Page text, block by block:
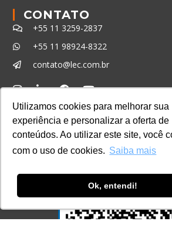
Utilizamos cookies para melhorar sua
experiência e personalizar a oferta de
conteúdos. Ao utilizar este site, você
com o uso de cookies. Saiba mais
Ok, entendi!
CONTATO
+55 11 3259-2837
+55 11 98924-8322
contato@lec.com.br
Ferramenta Antifraude
Consulte aqui o cadastro da
Sistema e-MEC